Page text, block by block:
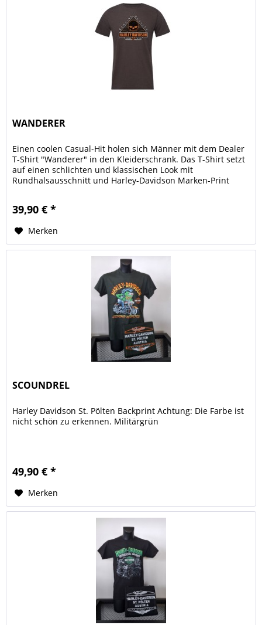
WANDERER
Einen coolen Casual-Hit holen sich Männer mit dem Dealer
T-Shirt "Wanderer" in den Kleiderschrank. Das T-Shirt setzt
auf einen schlichten und klassischen Look mit
Rundhalsausschnitt und Harley-Davidson Marken-Print
39,90 € *
Merken
SCOUNDREL
Harley Davidson St. Pölten Backprint Achtung: Die Farbe ist
nicht schön zu erkennen. Militärgrün
49,90 € *
Merken